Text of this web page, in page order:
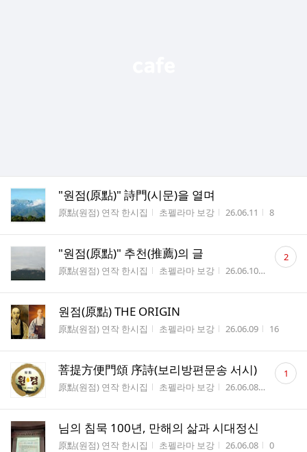
"원점(原點)" 詩門(시문)을 열며
게시판명
原點(원점) 연작 한시집 작성자
초펠라마 보강 작성시간
26.06.11 조회수
8
"원점(原點)" 추천(推薦)의 글
게시판명
原點(원점) 연작 한시집 작성자
초펠라마 보강 작성시간
26.06.10 조회수
댓
글 2
원점(原點) THE ORIGIN
게시판명
原點(원점) 연작 한시집 작성자
초펠라마 보강 작성시간
26.06.09 조회수
16
菩提方便門頌 序詩(보리방편문송 서시)
게시판명
原點(원점) 연작 한시집 작성자
초펠라마 보강 작성시간
26.06.08 조회수
댓
글 1
님의 침묵 100년, 만해의 삶과 시대정신
게시판명
原點(원점) 연작 한시집 작성자
초펠라마 보강 작성시간
26.06.08 조회수
0